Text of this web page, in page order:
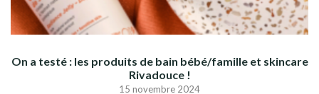
On a testé : les produits de bain bébé/famille et skincare
Rivadouce !
15 novembre 2024